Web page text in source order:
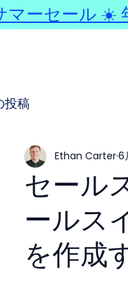
投稿
セール
ールス
を作成
Ethan Carter6
マーセール ☀️